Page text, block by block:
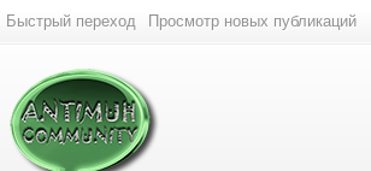
Быстрый переход Просмотр новых публикаций